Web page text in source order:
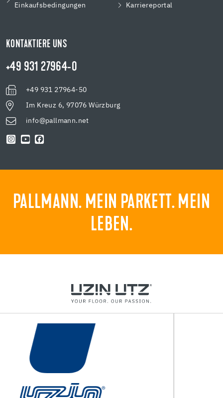
Einkaufsbedingungen
Karriereportal
KONTAKTIERE UNS
+49 931 27964-0
+49 931 27964-50
Im Kreuz 6, 97076 Würzburg
info@pallmann.net
PALLMANN. MEIN PARKETT. MEIN
LEBEN.